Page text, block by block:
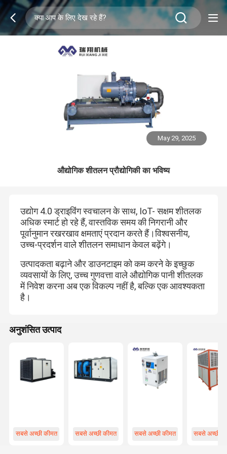
May 29, 2025
औद्योगिक शीतलन प्रौद्योगिकी का भविष्य
उद्योग 4.0 ड्राइविंग स्वचालन के साथ, IoT- सक्षम शीतलक
अधिक स्मार्ट हो रहे हैं, वास्तविक समय की निगरानी और
पूर्वानुमान रखरखाव क्षमताएं प्रदान करते हैं।विश्वसनीय,
उच्च-प्रदर्शन वाले शीतलन समाधान केवल बढ़ेंगे।
उत्पादकता बढ़ाने और डाउनटाइम को कम करने के इच्छुक
व्यवसायों के लिए, उच्च गुणवत्ता वाले औद्योगिक पानी शीतलक
में निवेश करना अब एक विकल्प नहीं है, बल्कि एक आवश्यकता
है।
अनुशंसित उत्पाद
सबसे अच्छी कीमत सबसे अच्छी कीमत सबसे अच्छी कीमत सबसे अच्छी